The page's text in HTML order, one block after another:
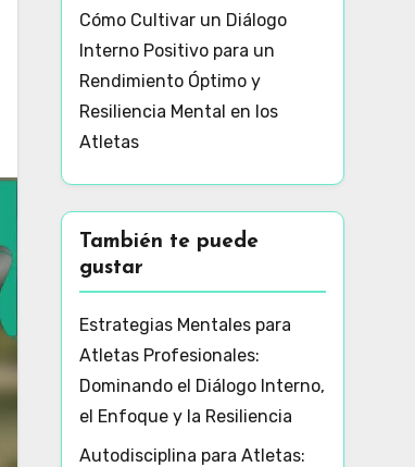
Cómo Cultivar un Diálogo
Interno Positivo para un
Rendimiento Óptimo y
Resiliencia Mental en los
Atletas
También te puede
gustar
Estrategias Mentales para
Atletas Profesionales:
Dominando el Diálogo Interno,
el Enfoque y la Resiliencia
Autodisciplina para Atletas: